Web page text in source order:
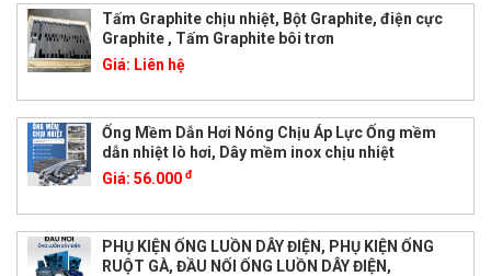
Tấm Graphite chịu nhiệt, Bột Graphite, điện cực
Graphite , Tấm Graphite bôi trơn
Giá: Liên hệ
Ống Mềm Dẫn Hơi Nóng Chịu Áp Lực Ống mềm
dẫn nhiệt lò hơi, Dây mềm inox chịu nhiệt
Giá: 56.000 đ
PHỤ KIỆN ỐNG LUỒN DÂY ĐIỆN, PHỤ KIỆN ỐNG
RUỘT GÀ, ĐẦU NỐI ỐNG LUỒN DÂY ĐIỆN,